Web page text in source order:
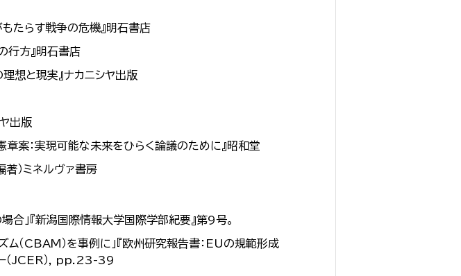
もたらす戦争の危機』明石書店
行方』明石書店
想と現実』ナカニシヤ出版
出版
章案：実現可能な未来をひらく論議のために』昭和堂
）ミネルヴァ書房
」『新潟国際情報大学国際学部紀要』第9号。
（CBAM）を事例に」『欧州研究報告書：EUの規範形成
ー（JCER）, pp.23-39